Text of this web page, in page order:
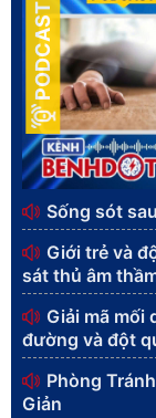
PODCAST
Sống sót
Giới trẻ và
sát thủ âm
Giải mã mối
đường và đột
Phòng
Giản